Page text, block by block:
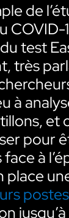
de
COVID-
test
très
à
et
pour
à
place
postes